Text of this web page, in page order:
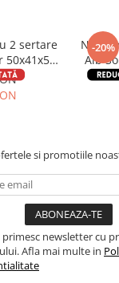
2 sertare
50x41x57
-20%
Alb
si promotiile
primesc newsletter cu
Afla mai multe in